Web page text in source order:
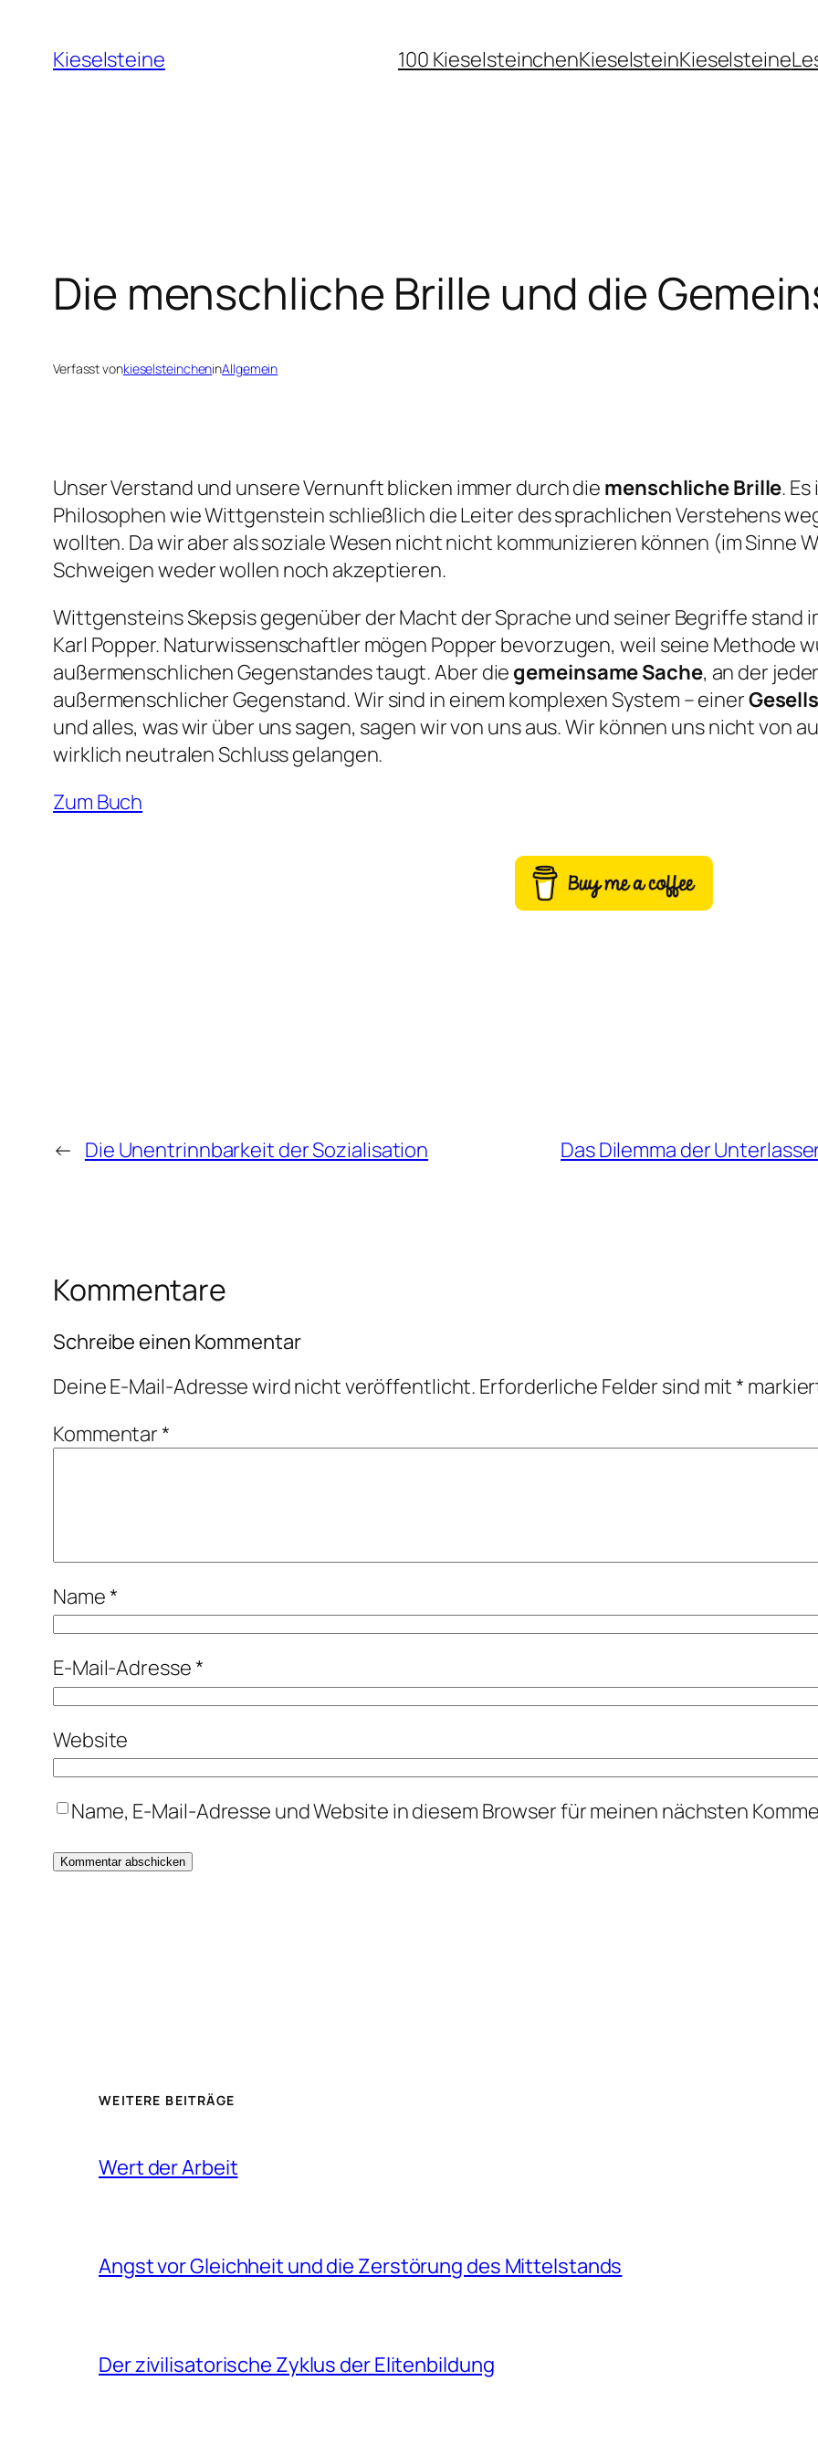
Inhalt
springen
Kieselsteine 100 KieselsteinchenKieselsteinKieselsteine
Die menschliche Brille und die
Verfasst vonkieselsteincheninAllgemein
Unser Verstand und unsere Vernunft blicken immer durch die menschliche Brille.
Philosophen wie Wittgenstein schließlich die Leiter des sprachlichen Verstehens
wollten. Da wir aber als soziale Wesen nicht nicht kommunizieren können (im Sinne
Schweigen weder wollen noch akzeptieren.
Wittgensteins Skepsis gegenüber der Macht der Sprache und seiner Begriffe stand
Karl Popper. Naturwissenschaftler mögen Popper bevorzugen, weil seine Methode
außermenschlichen Gegenstandes taugt. Aber die gemeinsame Sache, an der
außermenschlicher Gegenstand. Wir sind in einem komplexen System – einer
und alles, was wir über uns sagen, sagen wir von uns aus. Wir können uns nicht von
wirklich neutralen Schluss gelangen.
Zum Buch
← Die Unentrinnbarkeit der Sozialisation Das Dilemma der
Kommentare
Schreibe einen Kommentar
Deine E-Mail-Adresse wird nicht veröffentlicht. Erforderliche Felder sind mit*
Kommentar*
Name*
E-Mail-Adresse*
Website
Name, E-Mail-Adresse und Website in diesem Browser für meinen nächsten
WEITERE BEITRÄGE
Wert der Arbeit
Angst vor Gleichheit und die Zerstörung des Mittelstands
Der zivilisatorische Zyklus der Elitenbildung